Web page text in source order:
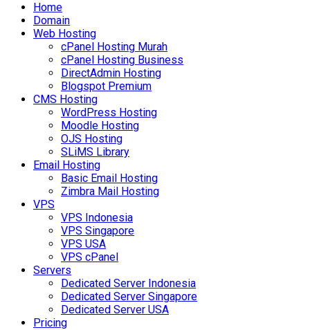
Home
Domain
Web Hosting
cPanel Hosting Murah
cPanel Hosting Business
DirectAdmin Hosting
Blogspot Premium
CMS Hosting
WordPress Hosting
Moodle Hosting
OJS Hosting
SLiMS Library
Email Hosting
Basic Email Hosting
Zimbra Mail Hosting
VPS
VPS Indonesia
VPS Singapore
VPS USA
VPS cPanel
Servers
Dedicated Server Indonesia
Dedicated Server Singapore
Dedicated Server USA
Pricing